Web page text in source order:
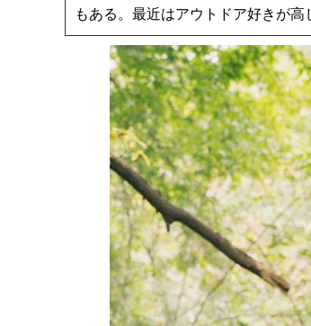
もある。最近はアウトドア好きが